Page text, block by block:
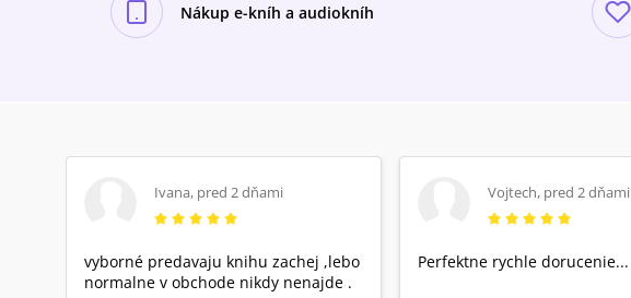
Nákup e-kníh a audiokníh
Ivana, pred 2 dňami
vyborné predavaju knihu zachej ,lebo
normalne v obchode nikdy nenajde .
Vojtech, pred 2 dňami
Perfektne rychle dorucenie...